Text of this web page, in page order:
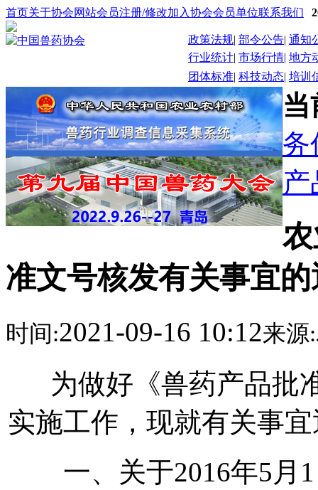
首页关于协会网站会员注册/修改加入协会会员单位联系我们
政策法规| 部令公告| 通知
行业统计| 市场行情| 地方
团体标准| 科技动态| 培训
务
准文号核发有关事宜
时间:2021-09-16 10:12来源:
为做好《兽药产品批
实施工作，现就有关事
一、关于2016年5月1